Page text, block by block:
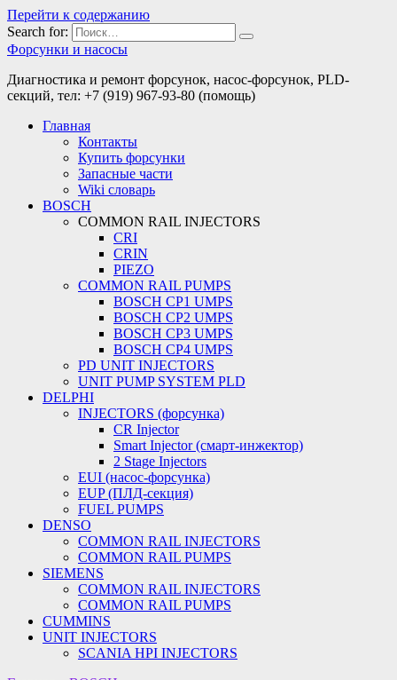
Перейти к содержанию
Search for:
Форсунки и насосы
Диагностика и ремонт форсунок, насос-форсунок, PLD-
секций, тел: +7 (919) 967-93-80 (помощь)
Главная
Контакты
Купить форсунки
Запасные части
Wiki словарь
BOSCH
COMMON RAIL INJECTORS
CRI
CRIN
PIEZO
COMMON RAIL PUMPS
BOSCH CP1 UMPS
BOSCH CP2 UMPS
BOSCH CP3 UMPS
BOSCH CP4 UMPS
PD UNIT INJECTORS
UNIT PUMP SYSTEM PLD
DELPHI
INJECTORS (форсунка)
CR Injector
Smart Injector (смарт-инжектор)
2 Stage Injectors
EUI (насос-форсунка)
EUP (ПЛД-секция)
FUEL PUMPS
DENSO
COMMON RAIL INJECTORS
COMMON RAIL PUMPS
SIEMENS
COMMON RAIL INJECTORS
COMMON RAIL PUMPS
CUMMINS
UNIT INJECTORS
SCANIA HPI INJECTORS